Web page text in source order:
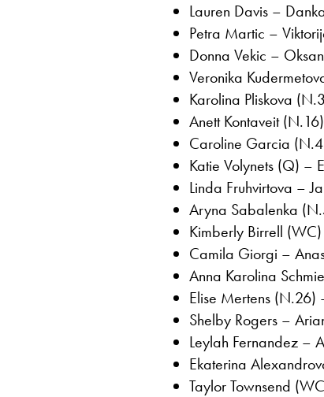
Lauren Davis –
Petra Martic –
Donna Vekic –
Veronika
Karolina Pliskova
Anett Kontaveit
Caroline Garcia
Katie Volynets (Q) –
Linda Fruhvirtova –
Aryna Sabalenka
Kimberly Birrell
Camila Giorgi –
Anna Karolina
Elise Mertens
Shelby Rogers –
Leylah Fernandez –
Ekaterina
Taylor Townsend